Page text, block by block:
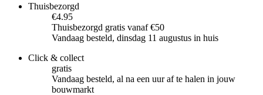
Thuisbezorgd
€4.95
Thuisbezorgd gratis vanaf €50
Vandaag besteld, dinsdag 11 augustus in huis
Click & collect
gratis
Vandaag besteld, al na een uur af te halen in jouw
bouwmarkt